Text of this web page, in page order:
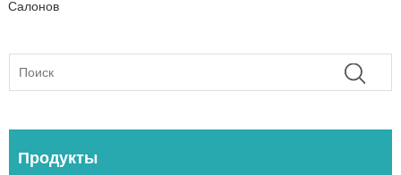
Салонов
Продукты